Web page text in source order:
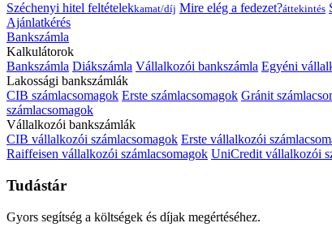
Széchenyi hitel feltételekkamat/díj Mire elég a fedezet?áttekintés
Ajánlatkérés
Bankszámla
Kalkulátorok
Bankszámla Diákszámla Vállalkozói bankszámla Egyéni
Lakossági bankszámlák
CIB számlacsomagok Erste számlacsomagok Gránit
számlacsomagok
Vállalkozói bankszámlák
CIB vállalkozói számlacsomagok Erste vállalkozói
Raiffeisen vállalkozói számlacsomagok UniCredit vállalkozói
Tudástár
Gyors segítség a költségek és díjak megértéséhez.